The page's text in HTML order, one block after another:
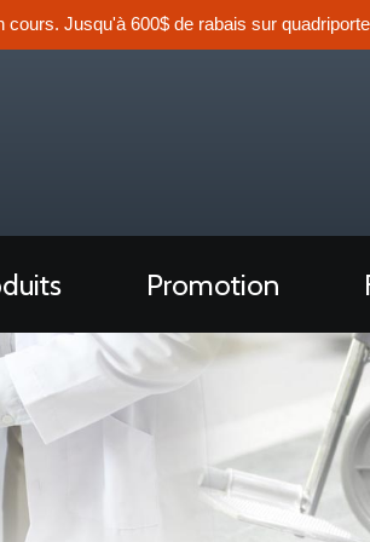
cours. Jusqu'à 600$ de rabais sur
Promotion